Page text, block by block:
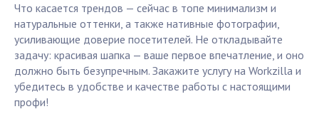
Что касается трендов — сейчас в топе минимализм и
натуральные оттенки, а также нативные фотографии,
усиливающие доверие посетителей. Не откладывайте
задачу: красивая шапка — ваше первое впечатление, и оно
должно быть безупречным. Закажите услугу на Workzilla и
убедитесь в удобстве и качестве работы с настоящими
профи!